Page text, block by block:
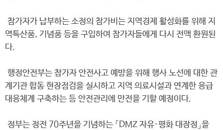
참가자가 납부하는 소정의 참가비는 지역경제 활성화를 위해 지
역특산품, 기념품 등을 구입하여 참가자들에게 다시 전액 환원된
다.
행정안전부는 참가자 안전사고 예방을 위해 행사 노선에 대한 관
계기관 합동 현장점검을 실시하고 지역 의료시설과 연계한 응급
대응체계 구축하는 등 안전관리에 만전을 기할 예정이다.
정부는 정전 70주년을 기념하는 「DMZ 자유·평화 대장정」을